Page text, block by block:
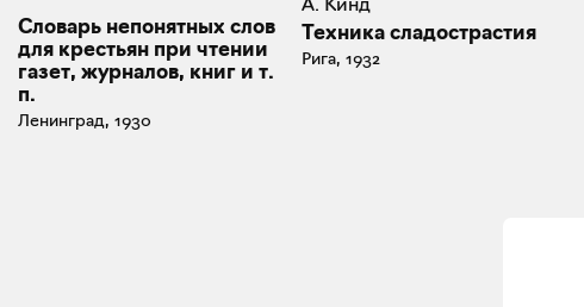
Словарь непонятных слов
для крестьян при чтении
газет, журналов, книг и т.
п.
Ленинград, 1930
А. Кинд
Техника сладострастия
Рига, 1932